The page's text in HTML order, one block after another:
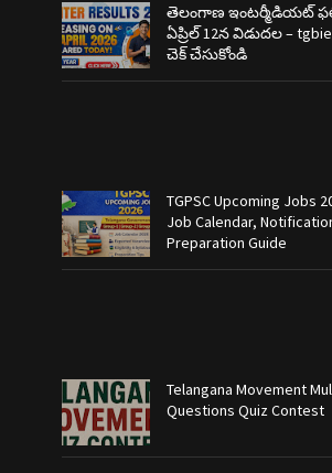
తెలంగాణ ఇంటర్మీడియట్
ఏప్రిల్ 12న విడుదల –
చెక్ చేసుకోండి
TGPSC Upcoming Jobs
Job Calendar,
Preparation Guide
Telangana Movement
Questions Quiz Contest